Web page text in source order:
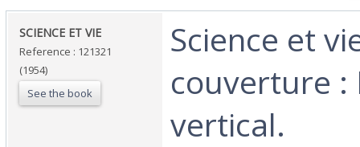
‎SCIENCE ET VIE ‎
Reference : 121321
(1954)
See the book
‎Science et
couverture :
vertical.‎